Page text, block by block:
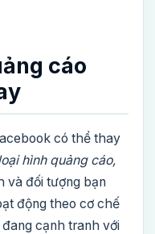
cáo
có thể thay
hình quảng cáo,
và đối tượng bạn
động theo cơ chế
cạnh tranh với